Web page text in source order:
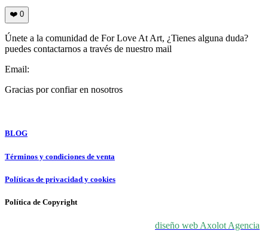
❤️ 0
Únete a la comunidad de For Love At Art, ¿Tienes alguna duda?
puedes contactarnos a través de nuestro mail
Email:
Gracias por confiar en nosotros
BLOG
Términos y condiciones de venta
Políticas de privacidad y cookies
Política de Copyright
diseño web Axolot Agencia